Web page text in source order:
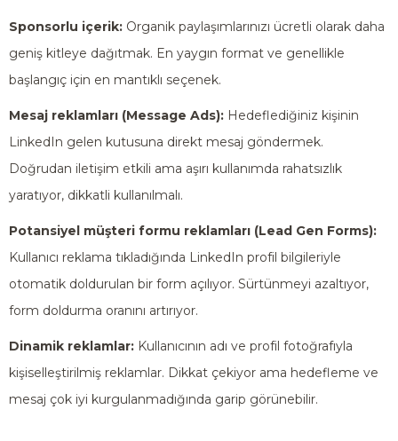
Sponsorlu içerik: Organik paylaşımlarınızı ücretli olarak daha
geniş kitleye dağıtmak. En yaygın format ve genellikle
başlangıç için en mantıklı seçenek.
Mesaj reklamları (Message Ads): Hedeflediğiniz kişinin
LinkedIn gelen kutusuna direkt mesaj göndermek.
Doğrudan iletişim etkili ama aşırı kullanımda rahatsızlık
yaratıyor, dikkatli kullanılmalı.
Potansiyel müşteri formu reklamları (Lead Gen Forms):
Kullanıcı reklama tıkladığında LinkedIn profil bilgileriyle
otomatik doldurulan bir form açılıyor. Sürtünmeyi azaltıyor,
form doldurma oranını artırıyor.
Dinamik reklamlar: Kullanıcının adı ve profil fotoğrafıyla
kişiselleştirilmiş reklamlar. Dikkat çekiyor ama hedefleme ve
mesaj çok iyi kurgulanmadığında garip görünebilir.